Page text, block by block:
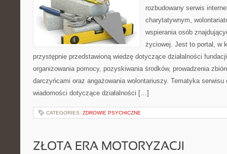
rozbudowany serwis
charytatywnym,
wspierania osób
życiowej. Jest to portal, w
przystępnie przedstawioną wiedzę dotyczące działalności
organizowania pomocy, pozyskiwania środków, prowadzenia
darczyńcami oraz angażowania wolontariuszy. Tematyka
wiadomości dotyczące działalności […]
CATEGORIES: ZDROWIE PSYCHICZNE
ZŁOTA ERA MOTORYZACJI